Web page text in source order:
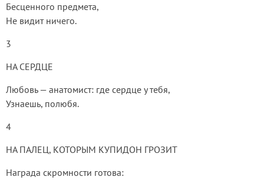
Бесценного предмета,
Не видит ничего.
3
НА СЕРДЦЕ
Любовь — анатомист: где сердце у тебя,
Узнаешь, полюбя.
4
НА ПАЛЕЦ, КОТОРЫМ КУПИДОН ГРОЗИТ
Награда скромности готова: